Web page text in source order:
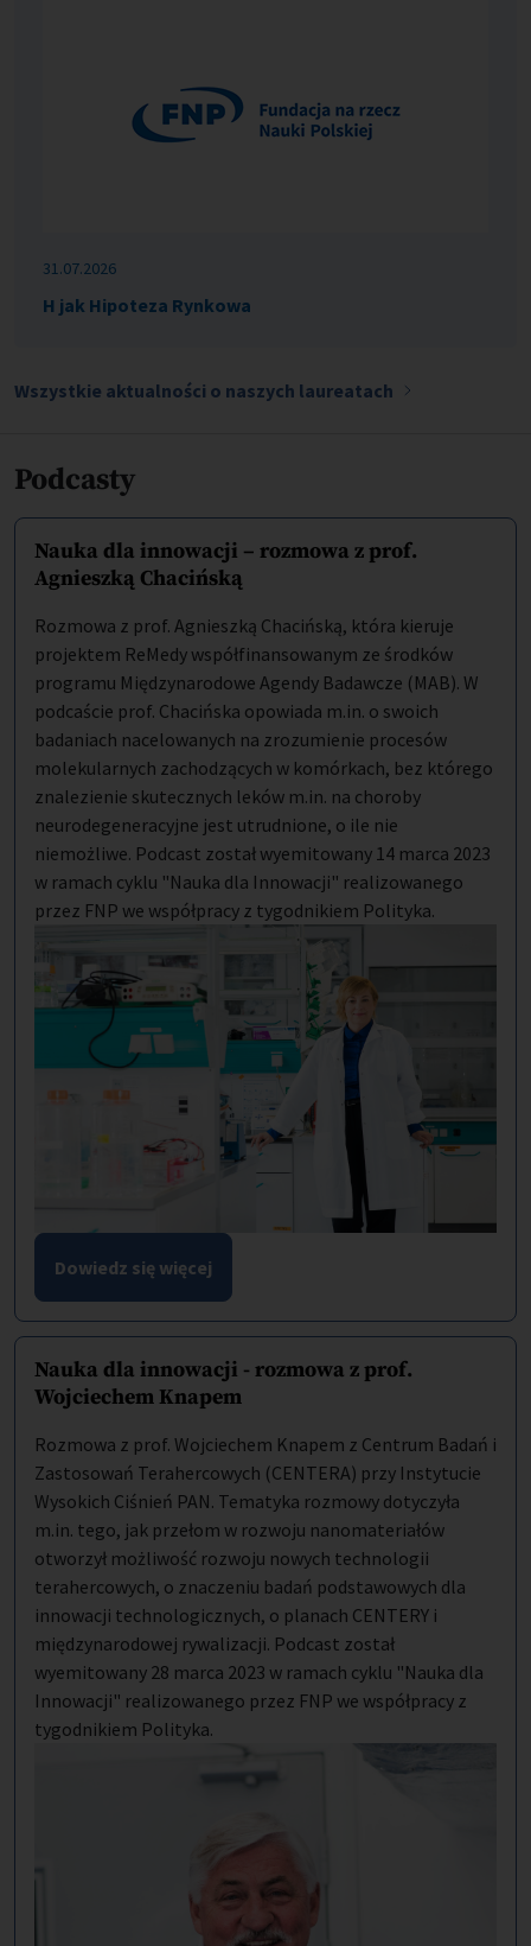
31.07.2026
H jak Hipoteza Rynkowa
Wszystkie aktualności o naszych laureatach
Podcasty
Nauka dla innowacji – rozmowa z prof.
Agnieszką Chacińską
Rozmowa z prof. Agnieszką Chacińską, która kieruje
projektem ReMedy współfinansowanym ze środków
programu Międzynarodowe Agendy Badawcze (MAB). W
podcaście prof. Chacińska opowiada m.in. o swoich
badaniach nacelowanych na zrozumienie procesów
molekularnych zachodzących w komórkach, bez którego
znalezienie skutecznych leków m.in. na choroby
neurodegeneracyjne jest utrudnione, o ile nie
niemożliwe. Podcast został wyemitowany 14 marca 2023
w ramach cyklu "Nauka dla Innowacji" realizowanego
przez FNP we współpracy z tygodnikiem Polityka.
Dowiedz się więcej
Nauka dla innowacji - rozmowa z prof.
Wojciechem Knapem
Rozmowa z prof. Wojciechem Knapem z Centrum Badań i
Zastosowań Terahercowych (CENTERA) przy Instytucie
Wysokich Ciśnień PAN. Tematyka rozmowy dotyczyła
m.in. tego, jak przełom w rozwoju nanomateriałów
otworzył możliwość rozwoju nowych technologii
terahercowych, o znaczeniu badań podstawowych dla
innowacji technologicznych, o planach CENTERY i
międzynarodowej rywalizacji. Podcast został
wyemitowany 28 marca 2023 w ramach cyklu "Nauka dla
Innowacji" realizowanego przez FNP we współpracy z
tygodnikiem Polityka.